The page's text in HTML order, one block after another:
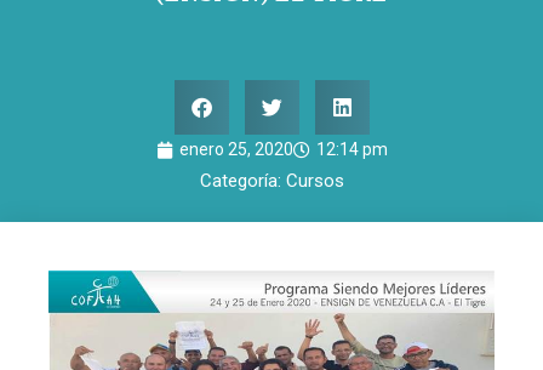
enero 25, 2020 12:14 pm
Categoría: Cursos